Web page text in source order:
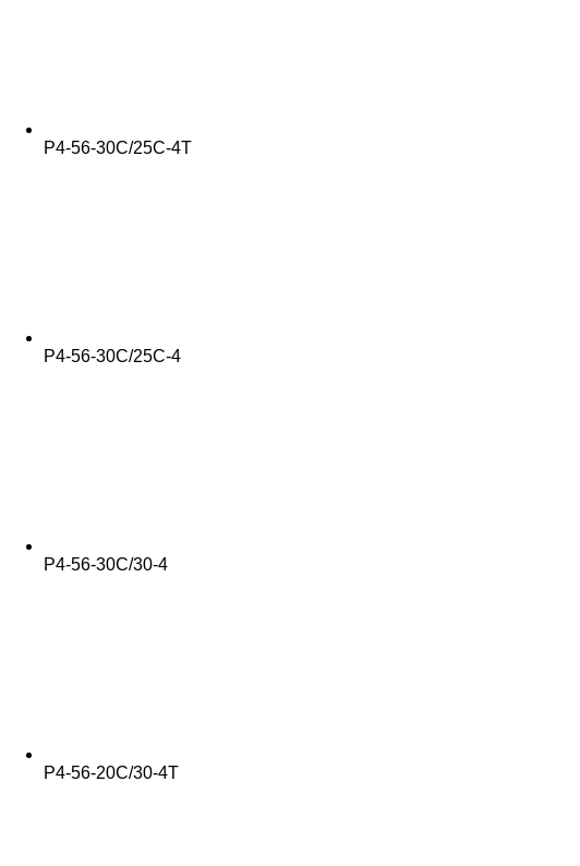
Р4-56-30С/25С-4Т
Р4-56-30С/25С-4
Р4-56-30С/30-4
Р4-56-20С/30-4Т